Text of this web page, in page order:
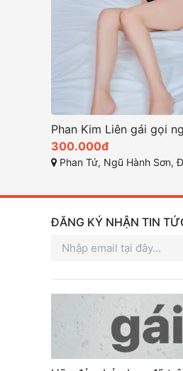
300.000đ
Phan Tứ, Ngũ Hành Sơn, Đà
ĐĂNG KÝ NHẬN TIN